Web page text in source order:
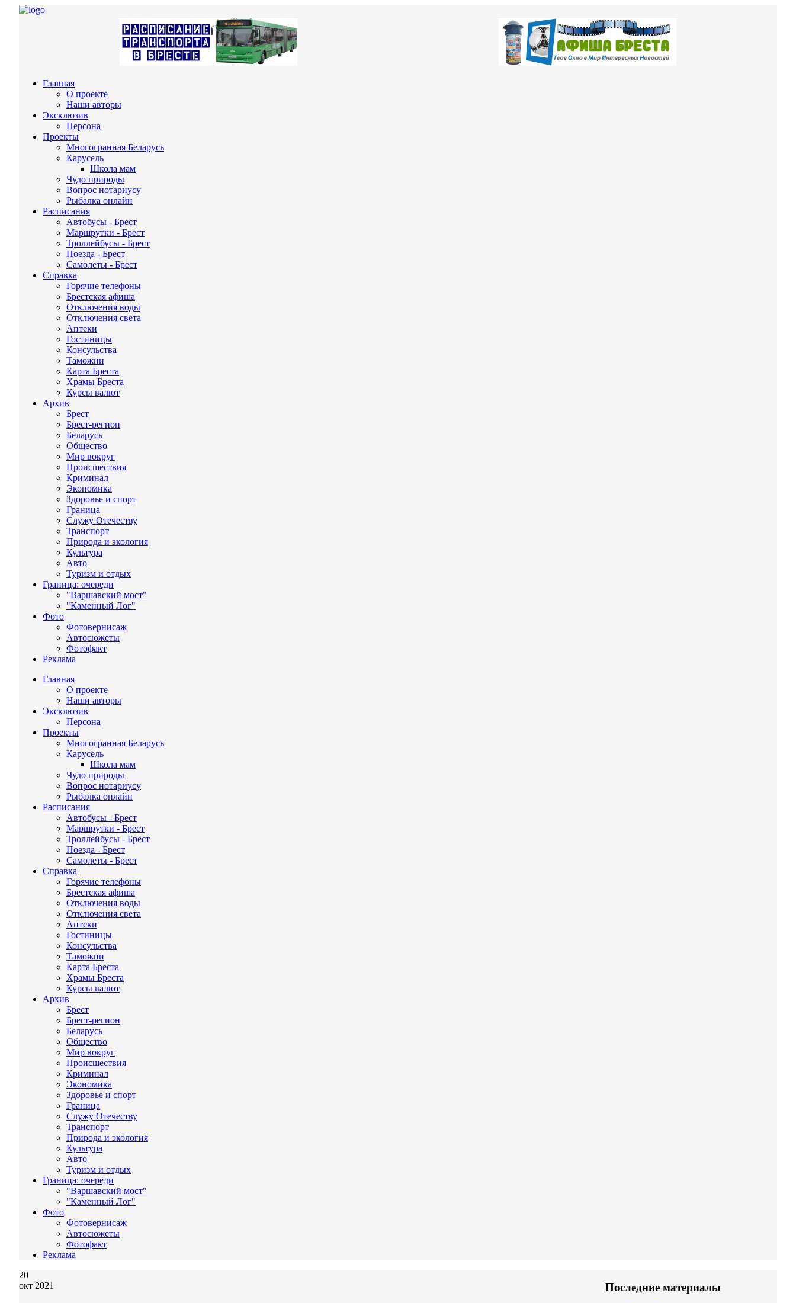
Главная
О проекте
Наши авторы
Эксклюзив
Персона
Проекты
Многогранная Беларусь
Карусель
Школа мам
Чудо природы
Вопрос нотариусу
Рыбалка онлайн
Расписания
Автобусы - Брест
Маршрутки - Брест
Троллейбусы - Брест
Поезда - Брест
Самолеты - Брест
Справка
Горячие телефоны
Брестская афиша
Отключения воды
Отключения света
Аптеки
Гостиницы
Консульства
Таможни
Карта Бреста
Храмы Бреста
Курсы валют
Архив
Брест
Брест-регион
Беларусь
Общество
Мир вокруг
Происшествия
Криминал
Экономика
Здоровье и спорт
Граница
Служу Отечеству
Транспорт
Природа и экология
Культура
Авто
Туризм и отдых
Граница: очереди
"Варшавский мост"
"Каменный Лог"
Фото
Фотовернисаж
Автосюжеты
Фотофакт
Реклама
Главная
О проекте
Наши авторы
Эксклюзив
Персона
Проекты
Многогранная Беларусь
Карусель
Школа мам
Чудо природы
Вопрос нотариусу
Рыбалка онлайн
Расписания
Автобусы - Брест
Маршрутки - Брест
Троллейбусы - Брест
Поезда - Брест
Самолеты - Брест
Справка
Горячие телефоны
Брестская афиша
Отключения воды
Отключения света
Аптеки
Гостиницы
Консульства
Таможни
Карта Бреста
Храмы Бреста
Курсы валют
Архив
Брест
Брест-регион
Беларусь
Общество
Мир вокруг
Происшествия
Криминал
Экономика
Здоровье и спорт
Граница
Служу Отечеству
Транспорт
Природа и экология
Культура
Авто
Туризм и отдых
Граница: очереди
"Варшавский мост"
"Каменный Лог"
Фото
Фотовернисаж
Автосюжеты
Фотофакт
Реклама
20
окт 2021
Последние материалы